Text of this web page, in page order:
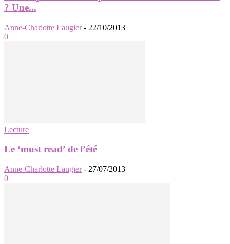
? Une...
Anne-Charlotte Laugier - 22/10/2013
0
Lecture
Le ‘must read’ de l’été
Anne-Charlotte Laugier - 27/07/2013
0